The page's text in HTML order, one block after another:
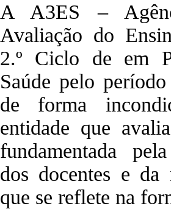
A A3ES –
Avaliação do
2.º Ciclo de em
Saúde pelo
de forma
entidade que
fundamentada
dos docentes e da
que se reflete na